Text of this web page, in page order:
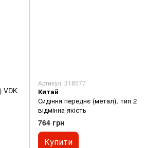
VDK
Артикул: 318577
Китай
Сидіння переднє (метал), тип 2
відмінна якість
764 грн
Купити